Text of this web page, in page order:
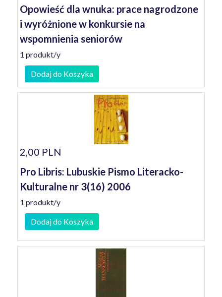
Opowieść dla wnuka: prace nagrodzone
i wyróżnione w konkursie na
wspomnienia seniorów
1 produkt/y
Dodaj do Koszyka
2,00 PLN
Pro Libris: Lubuskie Pismo Literacko-
Kulturalne nr 3(16) 2006
1 produkt/y
Dodaj do Koszyka